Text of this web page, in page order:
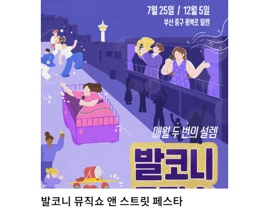
발코니 뮤직쇼 앤 스트릿 페스타